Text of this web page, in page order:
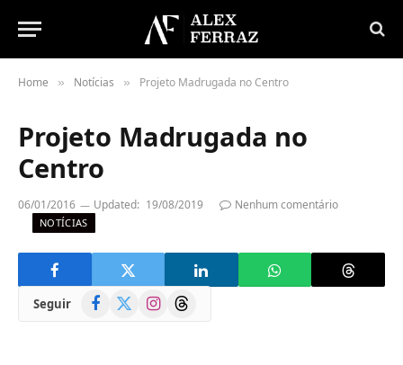
Home » Notícias » Projeto Madrugada no Centro
Projeto Madrugada no
Centro
06/01/2016 Updated: 19/08/2019 Nenhum comentário
NOTÍCIAS
Seguir Facebook
(Twitter)
InstagramThreads